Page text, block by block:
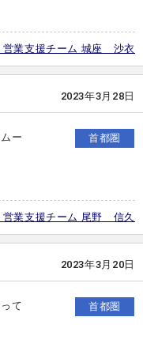
営業支援チーム 城座 沙衣
2023年3月28日
ー
首都圏
営業支援チーム 尾野 信久
2023年3月20日
て
首都圏